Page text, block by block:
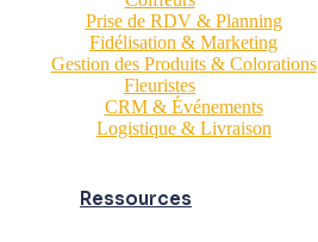
Prise de RDV & Planning
Fidélisation & Marketing
Gestion des Produits & Colorations
Fleuristes
CRM & Événements
Logistique & Livraison
Ressources